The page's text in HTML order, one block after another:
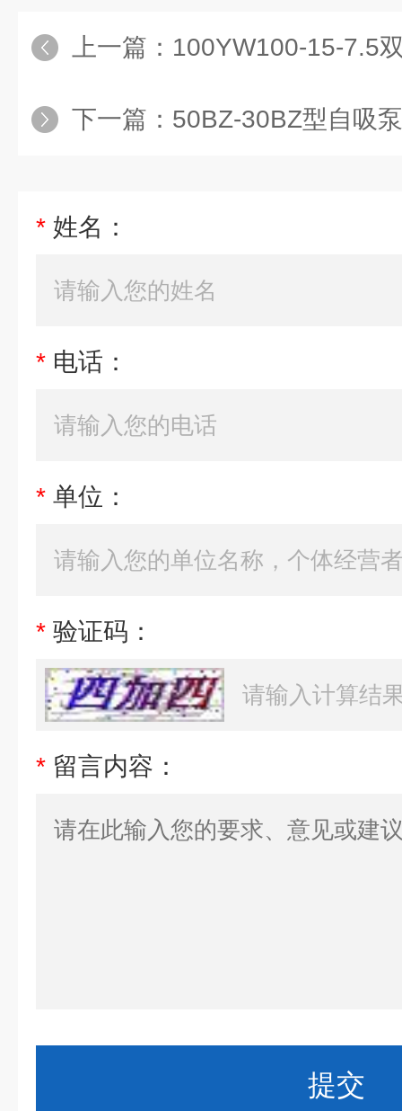
上一篇： 100YW100-15-7.5
下一篇： 50BZ-30BZ型自吸
* 姓名：
* 电话：
* 单位：
* 验证码：
* 留言内容：